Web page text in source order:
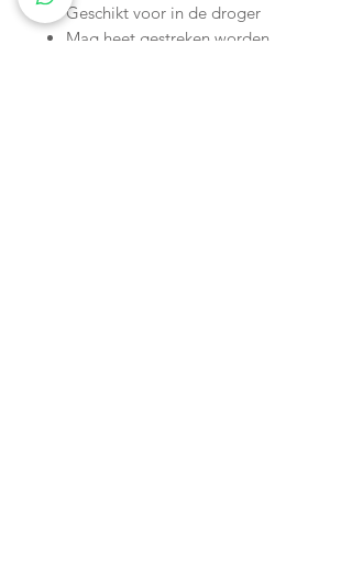
Geschikt voor in de droger
Mag heet gestreken worden